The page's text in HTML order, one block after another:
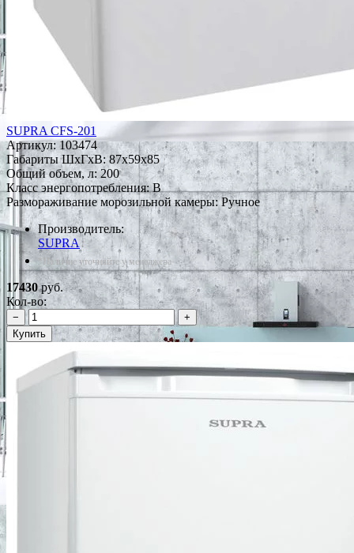
SUPRA CFS-201
Артикул:103474
Габариты ШxГxВ: 87x59x85
Общий объем, л: 200
Класс энергопотребления: B
Размораживание морозильной камеры: Ручное
Производитель:
SUPRA
*Наличие уточняйте у менеджера
17430руб.
Кол-во:
−
+
Купить